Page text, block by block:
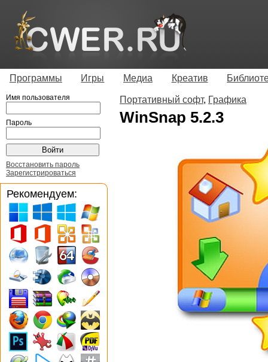
Программы Игры Медиа Креатив
Портативный софт, Графика
WinSnap 5.2.3
Имя пользователя
Пароль
Восстановить пароль
Зарегистрироваться
Рекомендуем: